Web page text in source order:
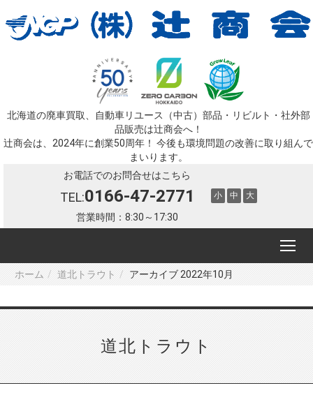
北海道の廃車買取、自動車リユース（中古）部品・リビルト・社外部
品販売は辻󠄀商会へ！
辻󠄀商会は、2024年に創業50周年！ 今後も環境問題の改善に取り組んで
まいります。
お電話でのお問合せはこちら
TEL:0166-47-2771
営業時間：8:30～17:30
小 中 大
ホーム 道北トラウト アーカイブ 2022年10月
道北トラウト